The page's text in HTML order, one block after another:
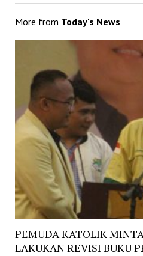
More from Today's News
PEMUDA KATOLIK
LAKUKAN REVISI BUKU